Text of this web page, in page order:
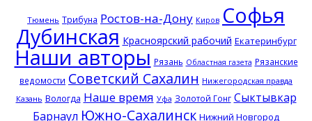
Тюмень Трибуна Ростов-на-Дону Киров Софья
Дубинская Красноярский рабочий Екатеринбург
Наши авторы Рязань Областная газета Рязанские
ведомости Советский Сахалин Нижегородская правда
Казань Вологда Наше время Уфа Золотой Гонг Сыктывкар
Барнаул Южно-Сахалинск Нижний Новгород